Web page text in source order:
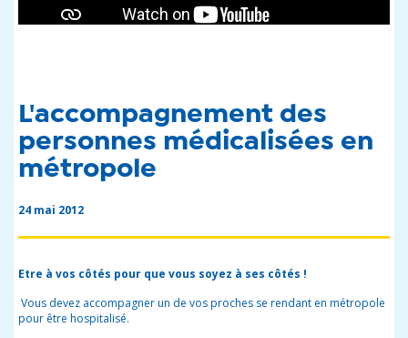
L'accompagnement des
personnes médicalisées en
métropole
24 mai 2012
Etre à vos côtés pour que vous soyez à ses côtés !
Vous devez accompagner un de vos proches se rendant en métropole
pour être hospitalisé.